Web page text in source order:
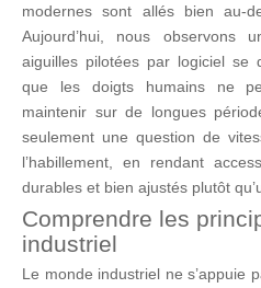
modernes sont allés bien au-
Aujourd’hui, nous observons
aiguilles pilotées par logiciel se
que les doigts humains ne
maintenir sur de longues
seulement une question de
l’habillement, en rendant
durables et bien ajustés plutôt
Comprendre les
industriel
Le monde industriel ne s’appuie